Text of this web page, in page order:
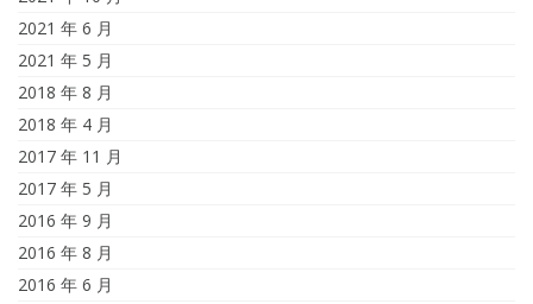
2021 年 6 月
2021 年 5 月
2018 年 8 月
2018 年 4 月
2017 年 11 月
2017 年 5 月
2016 年 9 月
2016 年 8 月
2016 年 6 月